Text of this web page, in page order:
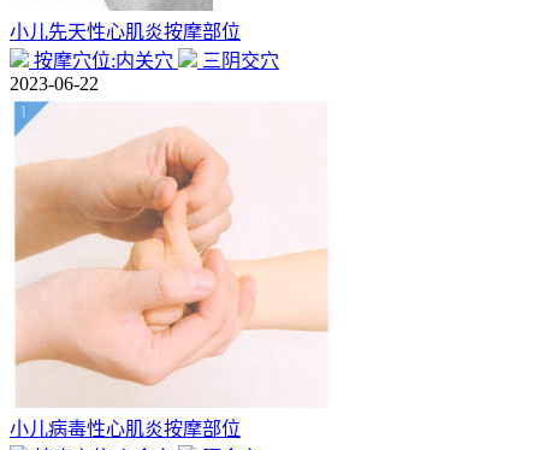
小儿先天性心肌炎按摩部位
按摩穴位:内关穴
三阴交穴
2023-06-22
小儿病毒性心肌炎按摩部位